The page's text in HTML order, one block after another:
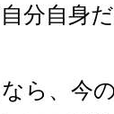
分自身だ
ら、今